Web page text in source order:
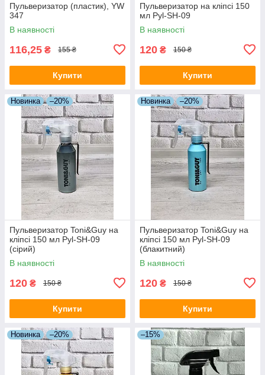
Пульверизатор (пластик), YW
347
В наявності
116,25 ₴ 155 ₴
Купити
Пульверизатор на кліпсі 150
мл Pyl-SH-09
В наявності
120 ₴ 150 ₴
Купити
Новинка –20%
Пульверизатор Toni&Guy на
кліпсі 150 мл Pyl-SH-09
(сірий)
В наявності
120 ₴ 150 ₴
Купити
Новинка –20%
Пульверизатор Toni&Guy на
кліпсі 150 мл Pyl-SH-09
(блакитний)
В наявності
120 ₴ 150 ₴
Купити
Новинка –20% –15%